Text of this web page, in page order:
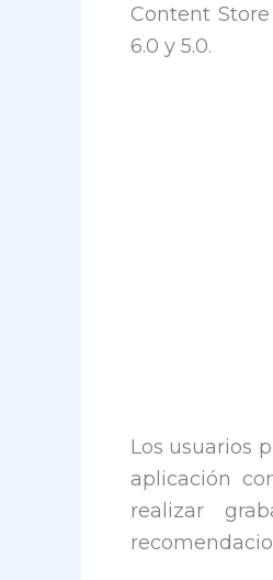
Content
6.0 y 5.0.
Los usuarios
aplicación
realizar